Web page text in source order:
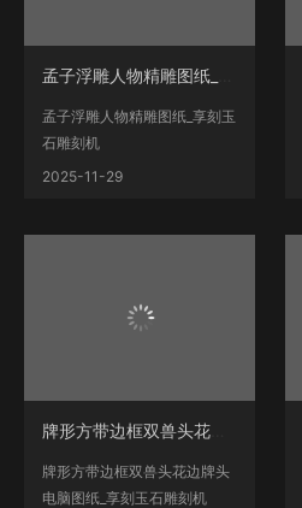
孟子浮雕人物精雕图纸_享刻玉
石雕刻机
__www.xiangkekj.com海量翡
2025-11-29
牌形方带边框双兽头花边牌头
电脑图纸_享刻玉石雕刻机